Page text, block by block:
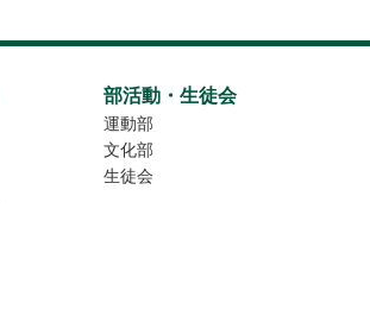
部活動・生徒会
運動部
文化部
生徒会